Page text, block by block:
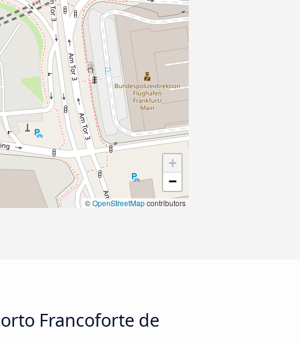
+
−
©OpenStreetMapcontributors
Francoforte de